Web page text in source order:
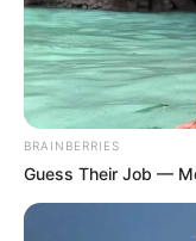
Θλίψη
κιλών
BRAINBERRIES
Guess Their Job —